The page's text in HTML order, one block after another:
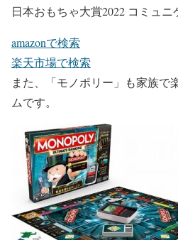
日本おもちゃ大賞2022 コミュ
amazonで検索
楽天市場で検索
また、「モノポリー」も家族で
ムです。